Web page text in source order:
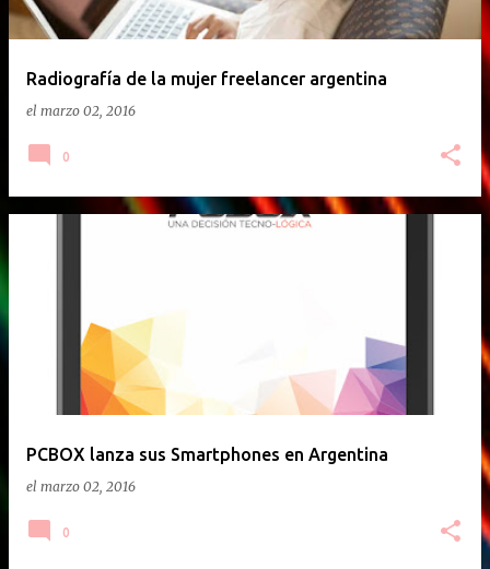
Radiografía de la mujer freelancer argentina
el marzo 02, 2016
0
PCBOX lanza sus Smartphones en Argentina
el marzo 02, 2016
0